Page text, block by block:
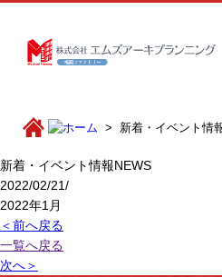
新着・イベント情
新着・イベント情報NEWS
2022/02/21/
2022年1月
＜前へ戻る
一覧へ戻る
次へ＞